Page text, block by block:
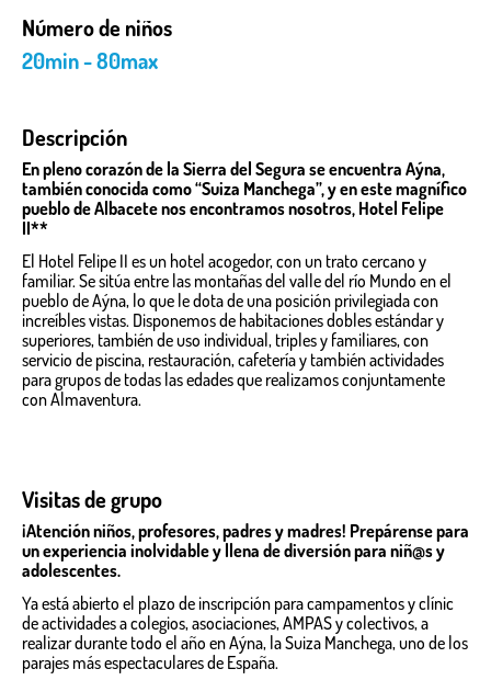
Número de niños
20min - 80max
Descripción
En pleno corazón de la Sierra del Segura se encuentra Aýna,
también conocida como “Suiza Manchega”, y en este magnífico
pueblo de Albacete nos encontramos nosotros, Hotel Felipe
II**
El Hotel Felipe II es un hotel acogedor, con un trato cercano y
familiar. Se sitúa entre las montañas del valle del río Mundo en el
pueblo de Aýna, lo que le dota de una posición privilegiada con
increíbles vistas. Disponemos de habitaciones dobles estándar y
superiores, también de uso individual, triples y familiares, con
servicio de piscina, restauración, cafetería y también actividades
para grupos de todas las edades que realizamos conjuntamente
con Almaventura.
Visitas de grupo
¡Atención niños, profesores, padres y madres! Prepárense para
un experiencia inolvidable y llena de diversión para niñ@s y
adolescentes.
Ya está abierto el plazo de inscripción para campamentos y clínic
de actividades a colegios, asociaciones, AMPAS y colectivos, a
realizar durante todo el año en Aýna, la Suiza Manchega, uno de los
parajes más espectaculares de España.